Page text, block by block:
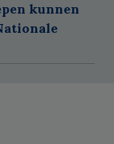
kunnen